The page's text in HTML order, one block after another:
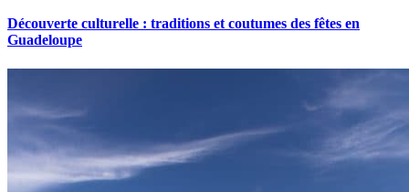
Découverte culturelle : traditions et coutumes des fêtes en
Guadeloupe